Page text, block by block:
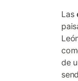
Las
de